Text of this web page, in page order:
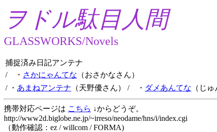
ヲドル駄目人間
GLASSWORKS/Novels
捕捉済み日記アンテナ
/ ・ さかにゃんてな （おさかなさん）
/ ・ あまねアンテナ （天野優さん） / ・ ダメあんてな （じ
携帯対応ページは こちら ↓からどうぞ。
http://www2d.biglobe.ne.jp/~irreso/neodame/hns/i/index.cgi
（動作確認：ez / willcom / FORMA)